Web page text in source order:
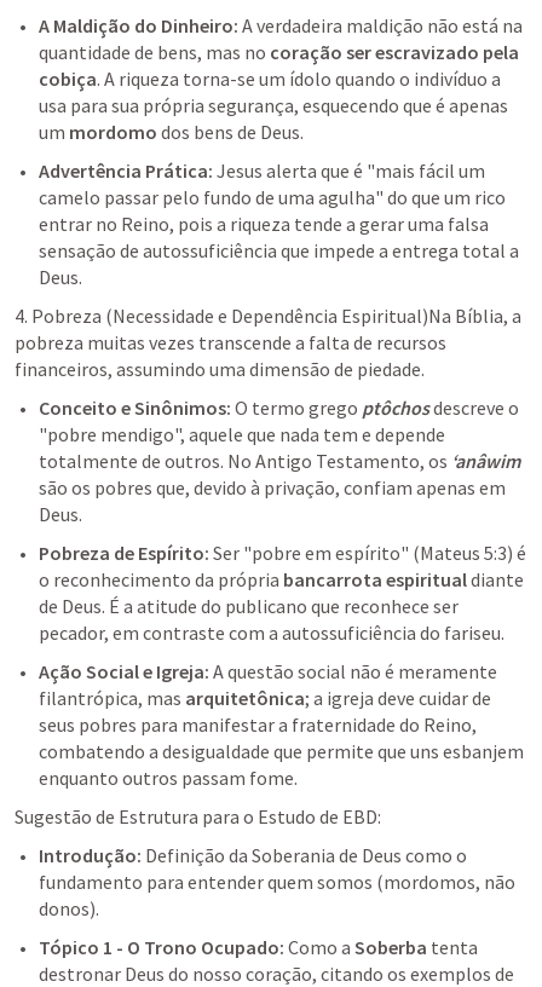
A Maldição do Dinheiro: A verdadeira maldição não está na
quantidade de bens, mas no coração ser escravizado pela
cobiça. A riqueza torna-se um ídolo quando o indivíduo a
usa para sua própria segurança, esquecendo que é apenas
um mordomo dos bens de Deus.
Advertência Prática: Jesus alerta que é "mais fácil um
camelo passar pelo fundo de uma agulha" do que um rico
entrar no Reino, pois a riqueza tende a gerar uma falsa
sensação de autossuficiência que impede a entrega total a
Deus.
4. Pobreza (Necessidade e Dependência Espiritual)Na Bíblia, a
pobreza muitas vezes transcende a falta de recursos
financeiros, assumindo uma dimensão de piedade.
Conceito e Sinônimos: O termo grego ptôchos descreve o
"pobre mendigo", aquele que nada tem e depende
totalmente de outros. No Antigo Testamento, os ‘anâwim
são os pobres que, devido à privação, confiam apenas em
Deus.
Pobreza de Espírito: Ser "pobre em espírito" (Mateus 5:3) é
o reconhecimento da própria bancarrota espiritual diante
de Deus. É a atitude do publicano que reconhece ser
pecador, em contraste com a autossuficiência do fariseu.
Ação Social e Igreja: A questão social não é meramente
filantrópica, mas arquitetônica; a igreja deve cuidar de
seus pobres para manifestar a fraternidade do Reino,
combatendo a desigualdade que permite que uns esbanjem
enquanto outros passam fome.
Sugestão de Estrutura para o Estudo de EBD:
Introdução: Definição da Soberania de Deus como o
fundamento para entender quem somos (mordomos, não
donos).
Tópico 1 - O Trono Ocupado: Como a Soberba tenta
destronar Deus do nosso coração, citando os exemplos de